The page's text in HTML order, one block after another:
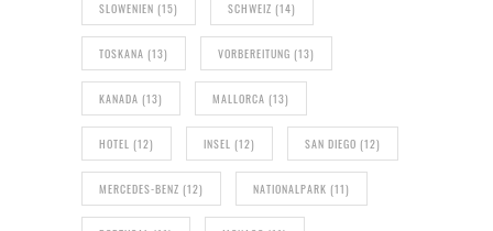
SLOWENIEN (15) SCHWEIZ (14)
TOSKANA (13) VORBEREITUNG (13)
KANADA (13) MALLORCA (13)
HOTEL (12) INSEL (12) SAN DIEGO (12)
MERCEDES-BENZ (12) NATIONALPARK (11)